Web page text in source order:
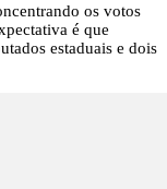
os votos
é que
estaduais e dois